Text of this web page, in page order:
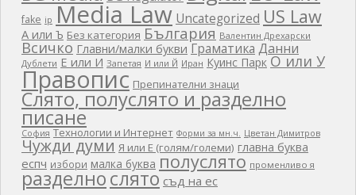
fake ip Media Law Uncategorized US Law
А или Ъ Без категория България Валентин Дрехарски
Всичко Главни/малки букви Граматика Данни
Дублети Е или И Запетая И или Й Иран Куинс Парк О или У
Правопис Препинателни знаци
Слято, полуслято и разделно
писане
София Технологии и Интернет Форми за мн.ч. Цветан Димитров
Чужди думи Я или Е (голям/големи) главна буква
еспч избори малка буква полуслято променливо я
разделнослято съд на ес